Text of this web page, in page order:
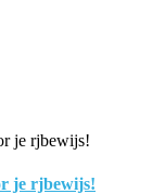
je rjbewijs!